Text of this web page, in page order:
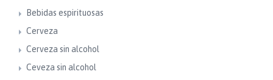
Bebidas espirituosas
Cerveza
Cerveza sin alcohol
Ceveza sin alcohol